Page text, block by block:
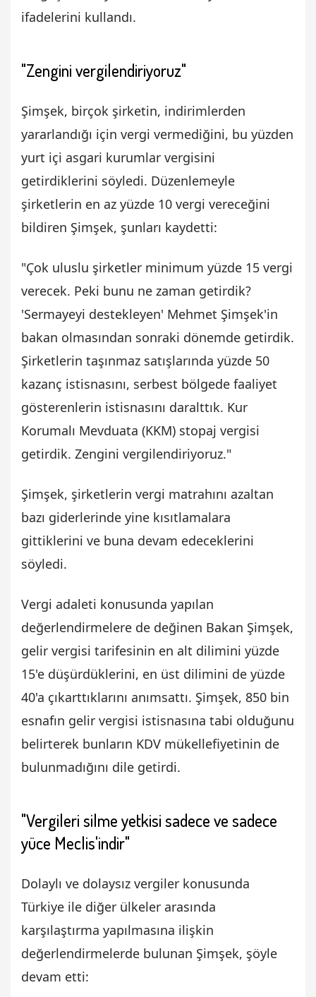
ifadelerini kullandı.
"Zengini vergilendiriyoruz"
Şimşek, birçok şirketin, indirimlerden
yararlandığı için vergi vermediğini, bu yüzden
yurt içi asgari kurumlar vergisini
getirdiklerini söyledi. Düzenlemeyle
şirketlerin en az yüzde 10 vergi vereceğini
bildiren Şimşek, şunları kaydetti:
"Çok uluslu şirketler minimum yüzde 15 vergi
verecek. Peki bunu ne zaman getirdik?
'Sermayeyi destekleyen' Mehmet Şimşek'in
bakan olmasından sonraki dönemde getirdik.
Şirketlerin taşınmaz satışlarında yüzde 50
kazanç istisnasını, serbest bölgede faaliyet
gösterenlerin istisnasını daralttık. Kur
Korumalı Mevduata (KKM) stopaj vergisi
getirdik. Zengini vergilendiriyoruz."
Şimşek, şirketlerin vergi matrahını azaltan
bazı giderlerinde yine kısıtlamalara
gittiklerini ve buna devam edeceklerini
söyledi.
Vergi adaleti konusunda yapılan
değerlendirmelere de değinen Bakan Şimşek,
gelir vergisi tarifesinin en alt dilimini yüzde
15'e düşürdüklerini, en üst dilimini de yüzde
40'a çıkarttıklarını anımsattı. Şimşek, 850 bin
esnafın gelir vergisi istisnasına tabi olduğunu
belirterek bunların KDV mükellefiyetinin de
bulunmadığını dile getirdi.
"Vergileri silme yetkisi sadece ve sadece
yüce Meclis'indir"
Dolaylı ve dolaysız vergiler konusunda
Türkiye ile diğer ülkeler arasında
karşılaştırma yapılmasına ilişkin
değerlendirmelerde bulunan Şimşek, şöyle
devam etti: